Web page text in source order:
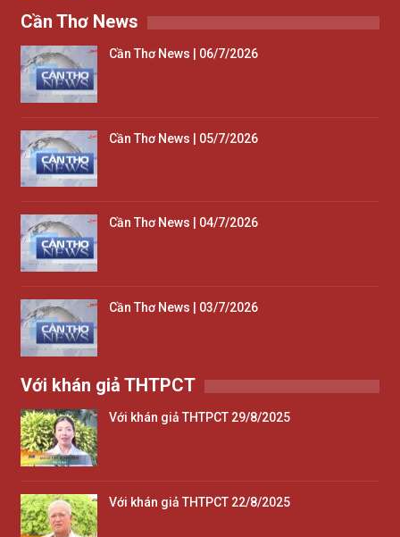
Cần Thơ News
Cần Thơ News | 06/7/2026
Cần Thơ News | 05/7/2026
Cần Thơ News | 04/7/2026
Cần Thơ News | 03/7/2026
Với khán giả THTPCT
Với khán giả THTPCT 29/8/2025
Với khán giả THTPCT 22/8/2025